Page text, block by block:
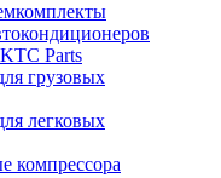
Parts
грузовых
легковых
компрессора